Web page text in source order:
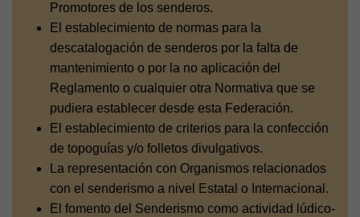
Promotores de los senderos.
El establecimiento de normas para la
descatalogación de senderos por la falta de
mantenimiento o por la no aplicación del
Reglamento o cualquier otra Normativa que se
pudiera establecer desde esta Federación.
El establecimiento de criterios para la confección
de topoguías y/o folletos divulgativos.
La representación con Organismos relacionados
con el senderismo a nivel Estatal o Internacional.
El fomento del Senderismo como actividad lúdico-